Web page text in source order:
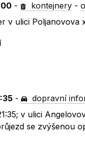
- kontejnery -
v ulici Poljanovova
- dopravní
v ulici
se zvýšenou